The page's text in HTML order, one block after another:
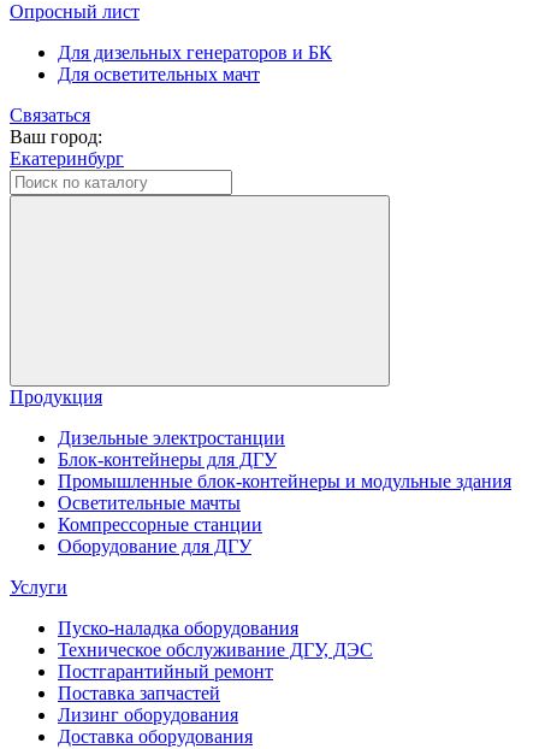
Опросный лист
Для дизельных генераторов и БК
Для осветительных мачт
Связаться
Ваш город:
Екатеринбург
Продукция
Дизельные электростанции
Блок-контейнеры для ДГУ
Промышленные блок-контейнеры и модульные здания
Осветительные мачты
Компрессорные станции
Оборудование для ДГУ
Услуги
Пуско-наладка оборудования
Техническое обслуживание ДГУ, ДЭС
Постгарантийный ремонт
Поставка запчастей
Лизинг оборудования
Доставка оборудования